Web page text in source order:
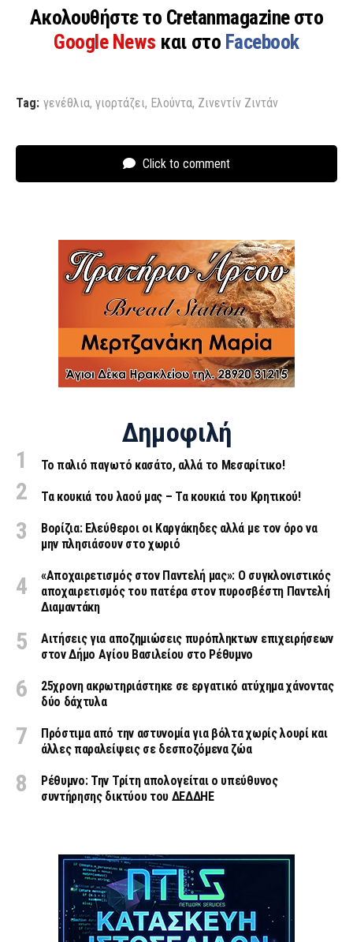
Ακολουθήστε το Cretanmagazine στο
Google News και στο Facebook
Tag: γενέθλια, γιορτάζει, Ελούντα, Ζινεντίν Ζιντάν
Click to comment
Δημοφιλή
Το παλιό παγωτό κασάτο, αλλά το Μεσαρίτικο!
Τα κουκιά του λαού μας – Τα κουκιά του Κρητικού!
Βορίζια: Ελεύθεροι οι Καργάκηδες αλλά με τον όρο να
μην πλησιάσουν στο χωριό
«Aποχαιρετισμός στον Παντελή μας»: Ο συγκλονιστικός
αποχαιρετισμός του πατέρα στον πυροσβέστη Παντελή
Διαμαντάκη
Αιτήσεις για αποζημιώσεις πυρόπληκτων επιχειρήσεων
στον Δήμο Αγίου Βασιλείου στο Ρέθυμνο
25χρονη ακρωτηριάστηκε σε εργατικό ατύχημα χάνοντας
δύο δάχτυλα
Πρόστιμα από την αστυνομία για βόλτα χωρίς λουρί και
άλλες παραλείψεις σε δεσποζόμενα ζώα
Ρέθυμνο: Την Τρίτη απολογείται ο υπεύθυνος
συντήρησης δικτύου του ΔΕΔΔΗΕ